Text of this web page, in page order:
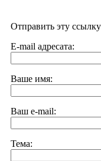
Отправить эту
E-mail адресата:
Ваше имя:
Ваш e-mail:
Тема: